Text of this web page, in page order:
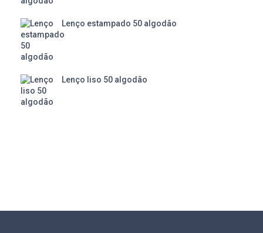
Lenço estampado 50 algodão
Lenço liso 50 algodão